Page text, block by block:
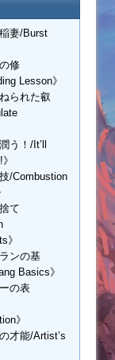
妻/Burst
修
Lesson》
られた叡
う！/It’ll
/Combustion
て
》
ンの基
Basics》
の表
》
才能/Artist’s